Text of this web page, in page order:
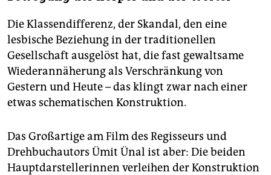
Die Klassendifferenz, der Skandal, den eine
lesbische Beziehung in der traditionellen
Gesellschaft ausgelöst hat, die fast gewaltsame
Wiederannäherung als Verschränkung von
Gestern und Heute – das klingt zwar nach einer
etwas schematischen Konstruktion.
Das Großartige am Film des Regisseurs und
Drehbuchautors Ümit Ünal ist aber: Die beiden
Hauptdarstellerinnen verleihen der Konstruktion